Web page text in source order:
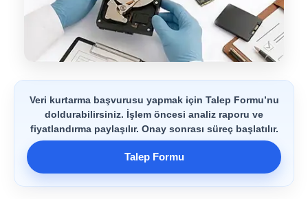
Veri kurtarma başvurusu yapmak için Talep Formu’nu
doldurabilirsiniz. İşlem öncesi analiz raporu ve
fiyatlandırma paylaşılır. Onay sonrası süreç başlatılır.
Talep Formu